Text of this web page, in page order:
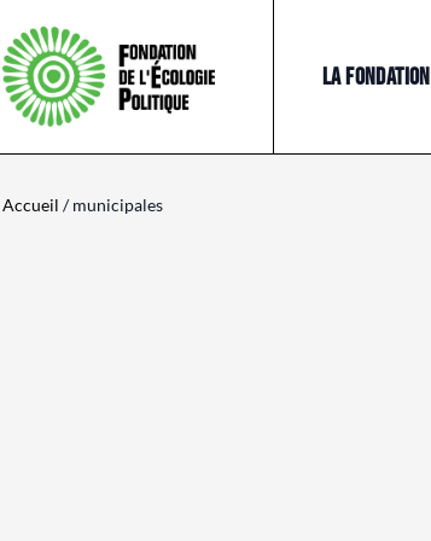
LA FONDATION
Accueil / municipales